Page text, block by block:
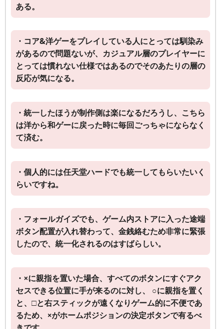
ある。
・コア&洋ゲーをプレイしている人にとっては馴染み
があるので問題ないが、カジュアル層のプレイヤーに
とっては慣れない仕様ではあるのでそのあたりの層の
反応が気になる。
・統一したほうが制作側は楽になるだろうし、こちら
は洋から和ゲーに戻った時に毎回ごっちゃにならなく
て済む。
・個人的には任天堂ハードでも統一してもらいたいく
らいですね。
・フォールガイズでも、ゲーム内ストアに入った途端
ボタン配置が入れ替わって、金銭絡むため非常に緊張
したので、統一化されるのはすばらしい。
・×に親指を置いた場合、すべてのボタンにすぐアク
セスできる位置に手が来るのに対し、 ○に親指を置く
と、□と右スティックが遠くなりゲーム的に不便であ
るため、×がホームポジションの決定ボタンで有るべ